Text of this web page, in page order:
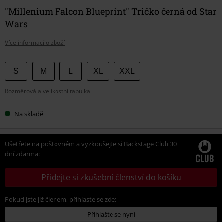
"Millenium Falcon Blueprint" Tričko černá od Star
Wars
Více informací o zboží
Vyberte
si
velikost
S M XL XXL
Rozměrová a velikostní tabulka
Na skladě
Ušetřete na poštovném a vyzkoušejte si Backstage Club 30
dní zdarma:
Přidejte si zkušební členství do košíku
Pokud jste již členem, přihlaste se zde:
Přihlašte se nyní